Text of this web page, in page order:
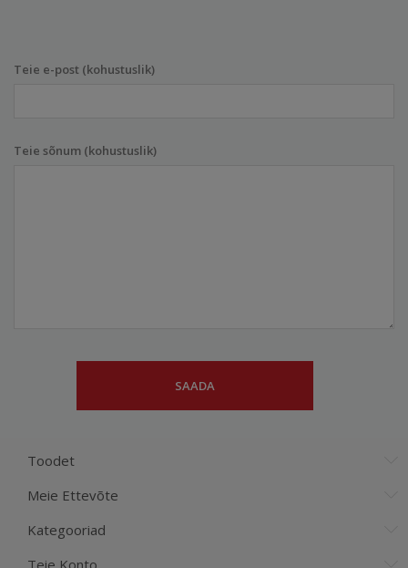
Teie e-post (kohustuslik)
Teie sõnum (kohustuslik)
Toodet
Meie Ettevõte
Kategooriad